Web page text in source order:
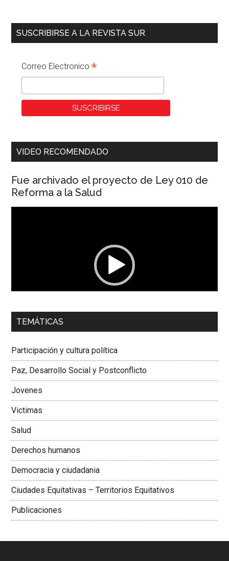
SUSCRIBIRSE A LA REVISTA SUR
Correo Electronico*
VIDEO RECOMENDADO
Fue archivado el proyecto de Ley 010 de
Reforma a la Salud
00:00 01:04
Dra. Carolina Corcho Mejía,Presidenta Corporación
Colombiana
TEMÁTICAS
Participación y cultura política
Paz, Desarrollo Social y Postconflicto
Jovenes
Victimas
Salud
Derechos humanos
Democracia y ciudadania
Ciudades Equitativas – Territorios Equitativos
Publicaciones